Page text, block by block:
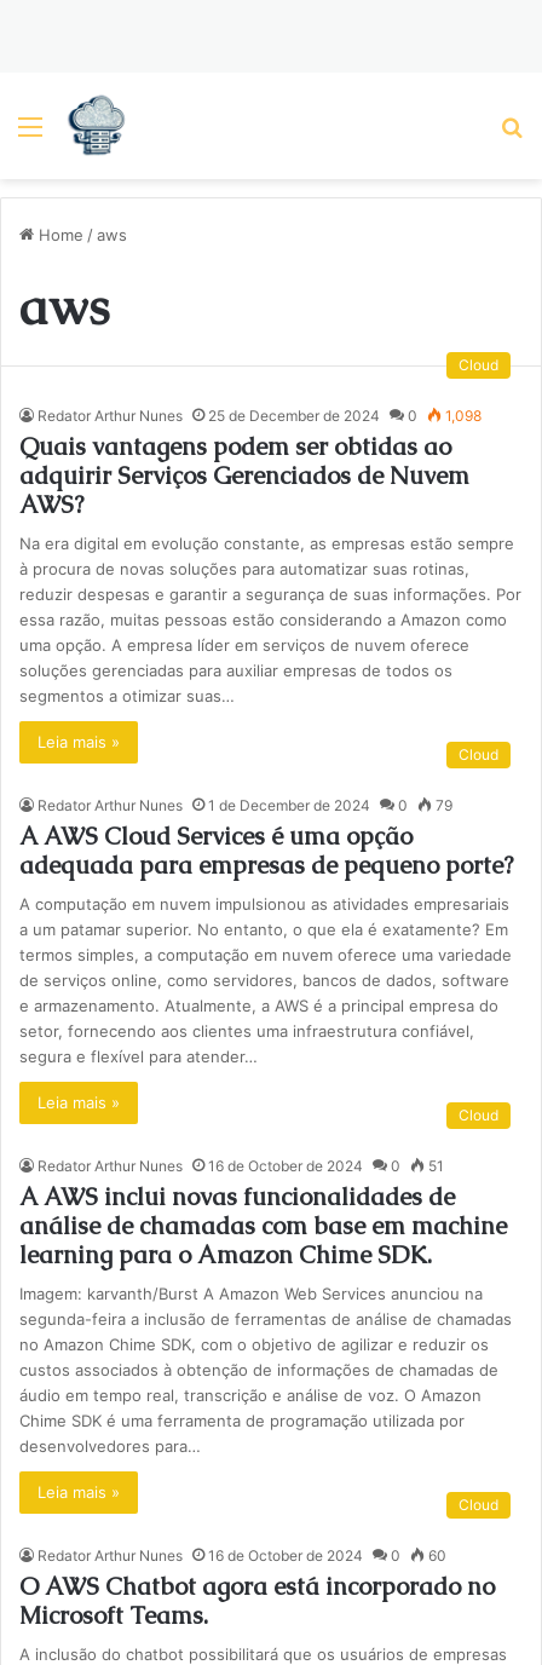
Menu
Home /aws
aws
Cloud
Redator Arthur Nunes 25 de December de 2024 0 1,098
Quais vantagens podem ser obtidas ao
adquirir Serviços Gerenciados de Nuvem
AWS?
Na era digital em evolução constante, as empresas estão sempre
à procura de novas soluções para automatizar suas rotinas,
reduzir despesas e garantir a segurança de suas informações. Por
essa razão, muitas pessoas estão considerando a Amazon como
uma opção. A empresa líder em serviços de nuvem oferece
soluções gerenciadas para auxiliar empresas de todos os
segmentos a otimizar suas…
Leia mais »
Cloud
Redator Arthur Nunes 1 de December de 2024 0 79
A AWS Cloud Services é uma opção
adequada para empresas de pequeno porte?
A computação em nuvem impulsionou as atividades empresariais
a um patamar superior. No entanto, o que ela é exatamente? Em
termos simples, a computação em nuvem oferece uma variedade
de serviços online, como servidores, bancos de dados, software
e armazenamento. Atualmente, a AWS é a principal empresa do
setor, fornecendo aos clientes uma infraestrutura confiável,
segura e flexível para atender…
Leia mais »
Cloud
Redator Arthur Nunes 16 de October de 2024 0 51
A AWS inclui novas funcionalidades de
análise de chamadas com base em machine
learning para o Amazon Chime SDK.
Imagem: karvanth/Burst A Amazon Web Services anunciou na
segunda-feira a inclusão de ferramentas de análise de chamadas
no Amazon Chime SDK, com o objetivo de agilizar e reduzir os
custos associados à obtenção de informações de chamadas de
áudio em tempo real, transcrição e análise de voz. O Amazon
Chime SDK é uma ferramenta de programação utilizada por
desenvolvedores para…
Leia mais »
Cloud
Redator Arthur Nunes 16 de October de 2024 0 60
O AWS Chatbot agora está incorporado no
Microsoft Teams.
A inclusão do chatbot possibilitará que os usuários de empresas